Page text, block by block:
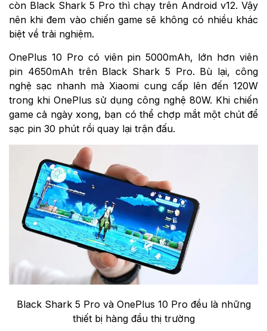
còn Black Shark 5 Pro thì chạy trên Android v12. Vậy
nên khi đem vào chiến game sẽ không có nhiều khác
biệt về trải nghiệm.
OnePlus 10 Pro có viên pin 5000mAh, lớn hơn viên
pin 4650mAh trên Black Shark 5 Pro. Bù lại, công
nghệ sạc nhanh mà Xiaomi cung cấp lên đến 120W
trong khi OnePlus sử dụng công nghệ 80W. Khi chiến
game cả ngày xong, bạn có thể chợp mắt một chút để
sạc pin 30 phút rồi quay lại trận đấu.
Black Shark 5 Pro và OnePlus 10 Pro đều là những
thiết bị hàng đầu thị trường